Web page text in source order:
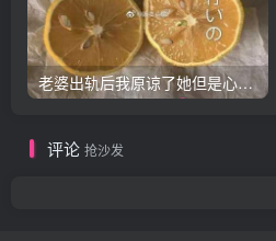
老婆出轨后我原谅了她但是心里放不下怎么办？
评论 抢沙发